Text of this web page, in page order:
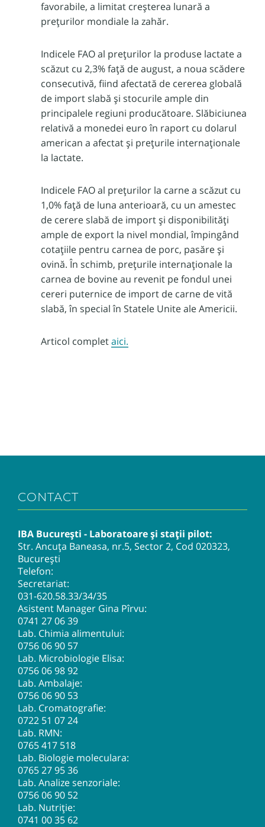
favorabile, a limitat creșterea lunară a
prețurilor mondiale la zahăr.
Indicele FAO al prețurilor la produse lactate a
scăzut cu 2,3% față de august, a noua scădere
consecutivă, fiind afectată de cererea globală
de import slabă și stocurile ample din
principalele regiuni producătoare. Slăbiciunea
relativă a monedei euro în raport cu dolarul
american a afectat și prețurile internaționale
la lactate.
Indicele FAO al prețurilor la carne a scăzut cu
1,0% față de luna anterioară, cu un amestec
de cerere slabă de import și disponibilități
ample de export la nivel mondial, împingând
cotațiile pentru carnea de porc, pasăre și
ovină. În schimb, prețurile internaționale la
carnea de bovine au revenit pe fondul unei
cereri puternice de import de carne de vită
slabă, în special în Statele Unite ale Americii.
Articol completaici.
CONTACT
IBA București - Laboratoare și stații pilot:
Str. Ancuța Baneasa, nr.5, Sector 2, Cod 020323,
București
Telefon:
Secretariat:
031-620.58.33/34/35
Asistent Manager Gina Pîrvu:
0741 27 06 39
Lab. Chimia alimentului:
0756 06 90 57
Lab. Microbiologie Elisa:
0756 06 98 92
Lab. Ambalaje:
0756 06 90 53
Lab. Cromatografie:
0722 51 07 24
Lab. RMN:
0765 417 518
Lab. Biologie moleculara:
0765 27 95 36
Lab. Analize senzoriale:
0756 06 90 52
Lab. Nutriție:
0741 00 35 62